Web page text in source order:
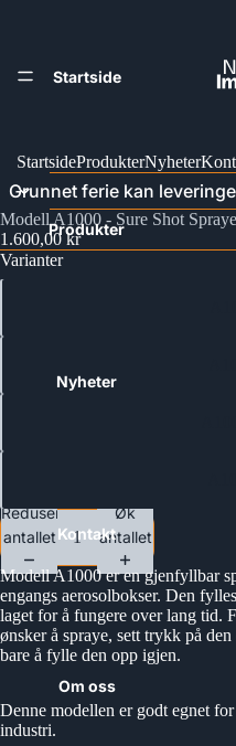
Startside
Produkter
Nyheter
Kontakt
Om oss
StartsideProdukterNyheter
Grunnet ferie kan
Modell A1000 - Sure Shot
1.600,00 kr
Varianter
Reduser
antallet
Øk
antallet
Modell A1000 er en gjenfyllbar
engangs aerosolbokser. Den
laget for å fungere over lang tid.
ønsker å spraye, sett trykk på
bare å fylle den opp igjen.
Denne modellen er godt egnet
industri.